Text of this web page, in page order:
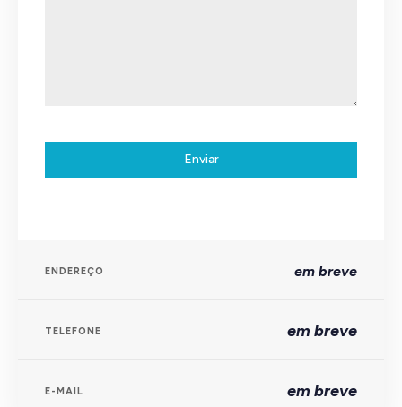
Enviar
ENDEREÇO em breve
TELEFONE em breve
E-MAIL em breve